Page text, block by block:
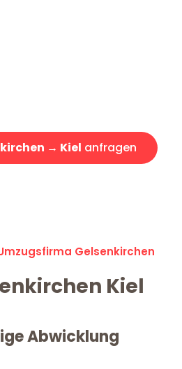
→ Kiel anfragen
Gelsenkirchen
Kiel
Abwicklung